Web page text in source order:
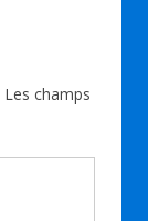
Les champs